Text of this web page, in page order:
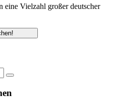
eine Vielzahl großer deutscher